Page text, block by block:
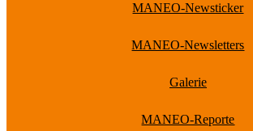
MANEO-Newsticker
MANEO-Newsletters
Galerie
MANEO-Reporte